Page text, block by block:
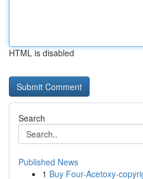
HTML is disabled
Search
Published News
1 Buy Four-Acetoxy-